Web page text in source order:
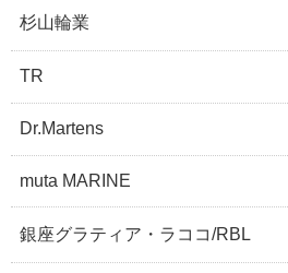
杉山輪業
TR
Dr.Martens
muta MARINE
銀座グラティア・ラココ/RBL